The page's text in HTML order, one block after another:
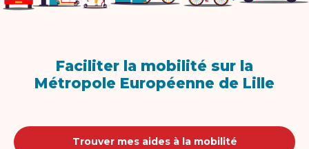
Faciliter la mobilité sur la
Métropole Européenne de Lille
Trouver mes aides à la mobilité